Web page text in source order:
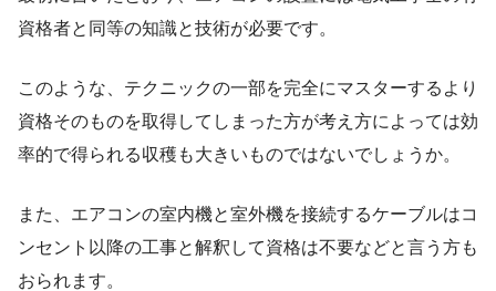
資格者と同等の知識と技術が必要です。
このような、テクニックの一部を完全にマスターするより
資格そのものを取得してしまった方が考え方によっては効
率的で得られる収穫も大きいものではないでしょうか。
また、エアコンの室内機と室外機を接続するケーブルはコ
ンセント以降の工事と解釈して資格は不要などと言う方も
おられます。